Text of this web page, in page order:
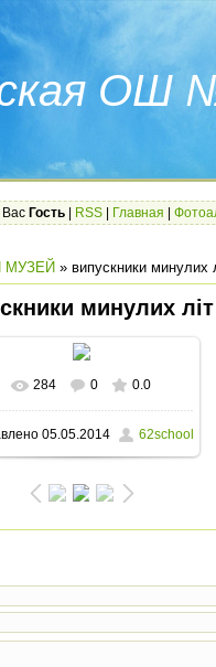
ОШ
Вас Гость RSS Главная
МУЗЕЙ » випускники минулих
минулих літ
В реальном размере
1103x1600/ 318.7Kb
284 0 0.0
05.05.2014 62school